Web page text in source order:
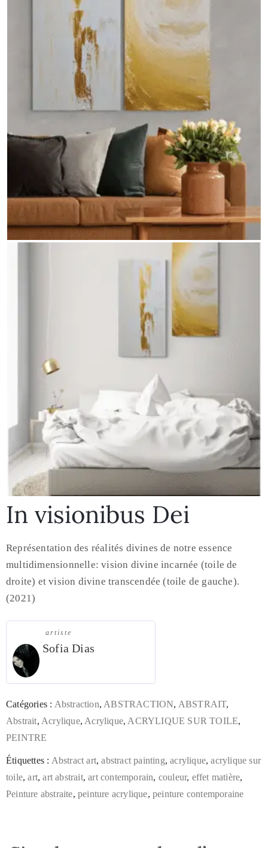
In visionibus Dei
Représentation des réalités divines de notre essence
multidimensionnelle: vision divine incarnée (toile de
droite) et vision divine transcendée (toile de gauche).
(2021)
artiste
Sofia Dias
Catégories : Abstraction,ABSTRACTION, ABSTRAIT,
Abstrait,Acrylique,Acrylique,ACRYLIQUE SUR TOILE,
PEINTRE
Étiquettes : Abstract art,abstract painting,acrylique,acrylique sur
toile,art,art abstrait,art contemporain, couleur, effet matière,
Peinture abstraite,peinture acrylique,peinture contemporaine